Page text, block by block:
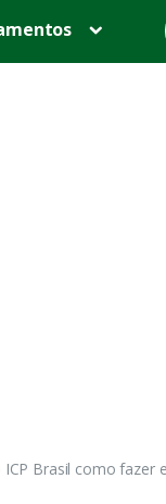
u
Brasil como fazer